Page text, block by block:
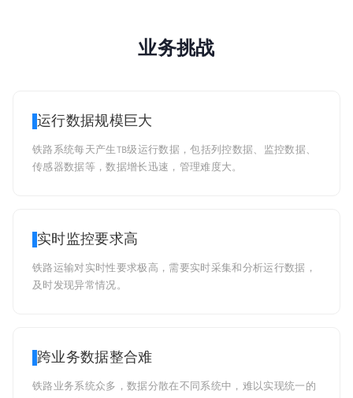
业务挑战
运行数据规模巨大
铁路系统每天产生TB级运行数据，包括列控数据、监控数据、
传感器数据等，数据增长迅速，管理难度大。
实时监控要求高
铁路运输对实时性要求极高，需要实时采集和分析运行数据，
及时发现异常情况。
跨业务数据整合难
铁路业务系统众多，数据分散在不同系统中，难以实现统一的